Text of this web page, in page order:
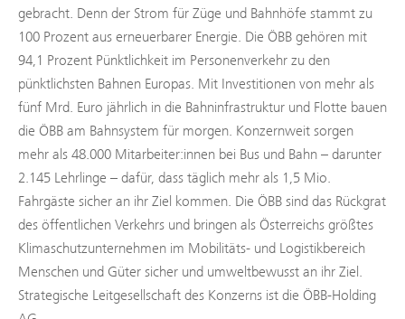
gebracht. Denn der Strom für Züge und Bahnhöfe stammt zu
100 Prozent aus erneuerbarer Energie. Die ÖBB gehören mit
94,1 Prozent Pünktlichkeit im Personenverkehr zu den
pünktlichsten Bahnen Europas. Mit Investitionen von mehr als
fünf Mrd. Euro jährlich in die Bahninfrastruktur und Flotte bauen
die ÖBB am Bahnsystem für morgen. Konzernweit sorgen
mehr als 48.000 Mitarbeiter:innen bei Bus und Bahn – darunter
2.145 Lehrlinge – dafür, dass täglich mehr als 1,5 Mio.
Fahrgäste sicher an ihr Ziel kommen. Die ÖBB sind das Rückgrat
des öffentlichen Verkehrs und bringen als Österreichs größtes
Klimaschutzunternehmen im Mobilitäts- und Logistikbereich
Menschen und Güter sicher und umweltbewusst an ihr Ziel.
Strategische Leitgesellschaft des Konzerns ist die ÖBB-Holding